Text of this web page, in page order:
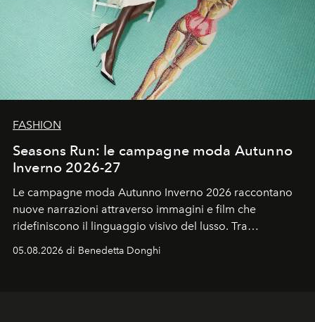
FASHION
Seasons Run: le campagne moda Autunno
Inverno 2026-27
Le campagne moda Autunno Inverno 2026 raccontano
nuove narrazioni attraverso immagini e film che
ridefiniscono il linguaggio visivo del lusso. Tra
protagonisti del cinema, volti della cultura
contemporanea e storytelling d'autore, le maison
05.08.2026 di Benedetta Donghi